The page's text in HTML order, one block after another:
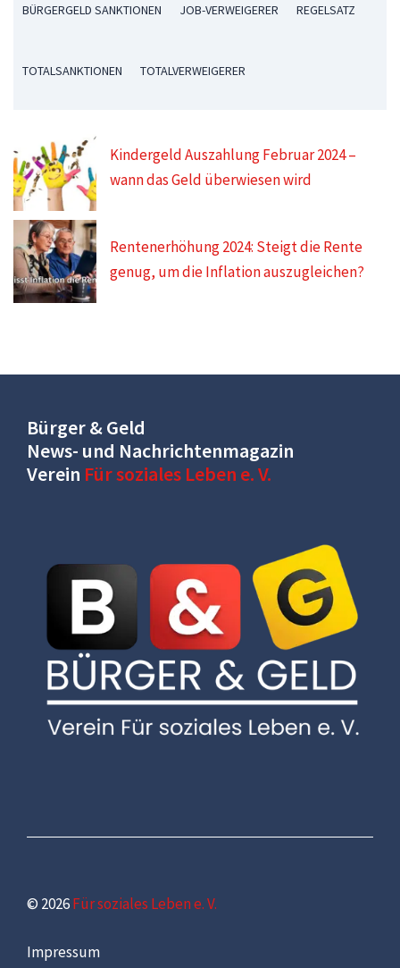
BÜRGERGELD SANKTIONEN JOB-VERWEIGERER REGELSATZ
TOTALSANKTIONEN TOTALVERWEIGERER
Kindergeld Auszahlung Februar 2024 –
wann das Geld überwiesen wird
Rentenerhöhung 2024: Steigt die Rente
genug, um die Inflation auszugleichen?
Bürger & Geld
News- und Nachrichtenmagazin
Verein Für soziales Leben e. V.
© 2026Für soziales Leben e. V.
Impressum